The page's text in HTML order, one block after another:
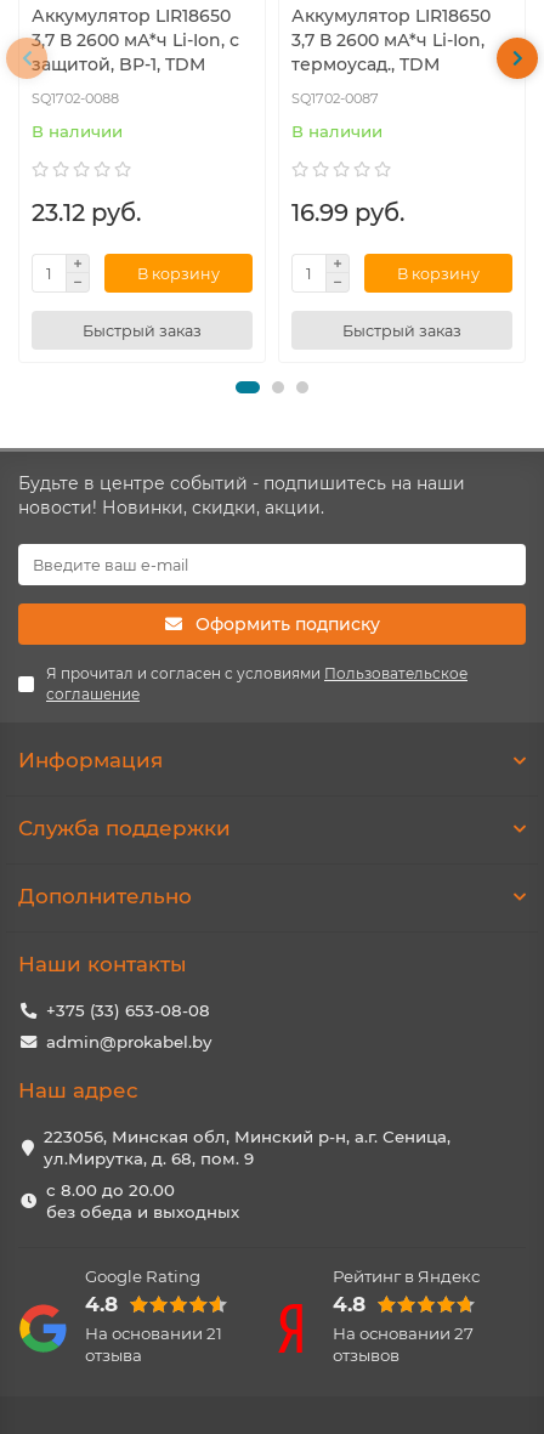
Аккумулятор LIR18650
3,7 В 2600 мА*ч Li-Ion, с
защитой, BP-1, TDM
SQ1702-0088
В наличии
23.12 руб.
В корзину
Быстрый заказ
Аккумулятор LIR18650
3,7 В 2600 мА*ч Li-Ion,
термоусад., TDM
SQ1702-0087
В наличии
16.99 руб.
В корзину
Быстрый заказ
Будьте в центре событий - подпишитесь на наши
новости! Новинки, скидки, акции.
Оформить подписку
Я прочитал и согласен с условиями Пользовательское
соглашение
Информация
Служба поддержки
Дополнительно
Наши контакты
+375 (33) 653-08-08
admin@prokabel.by
Наш адрес
223056, Минская обл, Минский р-н, а.г. Сеница,
ул.Мирутка, д. 68, пом. 9
с 8.00 до 20.00
без обеда и выходных
Google Rating
4.8
На основании 21
отзыва
Рейтинг в Яндекс
4.8
На основании 27
отзывов